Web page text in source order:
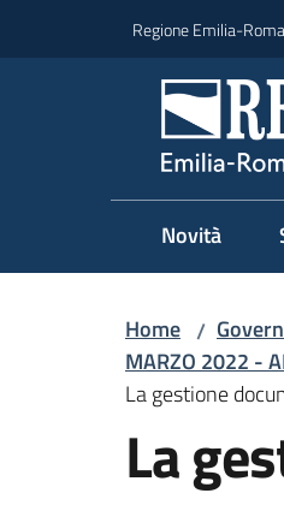
Regione Emilia-
Novità
Home /
MARZO 2022 -
La gestione
La